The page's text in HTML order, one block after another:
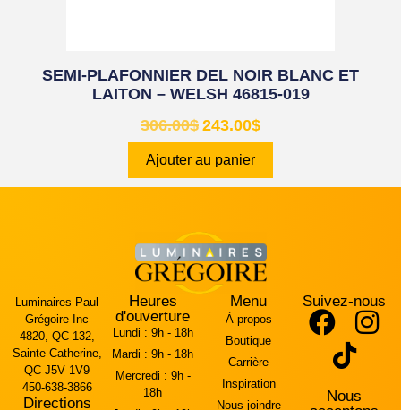
SEMI-PLAFONNIER DEL NOIR BLANC ET
LAITON – WELSH 46815-019
306.00$ 243.00$
Ajouter au panier
Luminaires Paul
Grégoire Inc
4820, QC-132,
Sainte-Catherine,
QC J5V 1V9
450-638-3866
Directions
Heures
d'ouverture
Lundi : 9h - 18h
Mardi : 9h - 18h
Mercredi : 9h -
18h
Menu
À propos
Boutique
Carrière
Inspiration
Nous joindre
Suivez-nous
Nous